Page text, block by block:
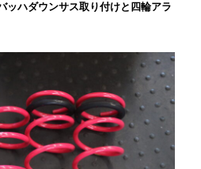
ッハダウンサス取り付けと四輪アラ